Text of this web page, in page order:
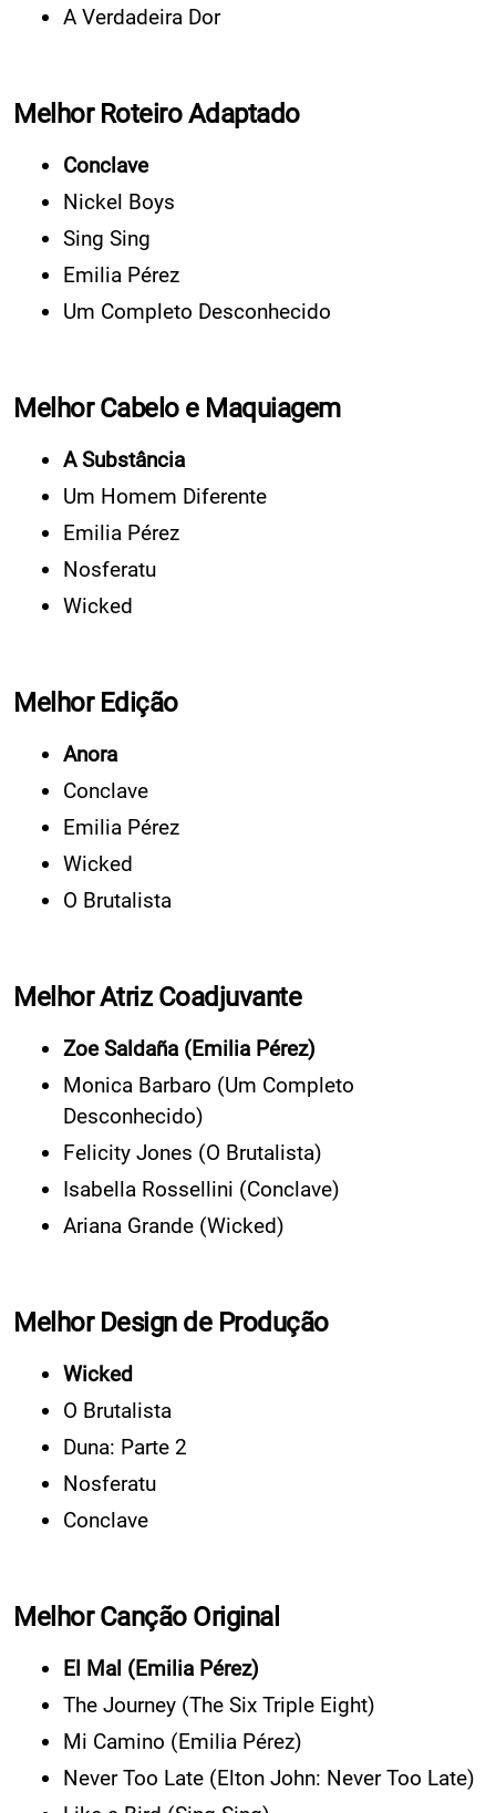
A Verdadeira Dor
Melhor Roteiro Adaptado
Conclave
Nickel Boys
Sing Sing
Emilia Pérez
Um Completo Desconhecido
Melhor Cabelo e Maquiagem
A Substância
Um Homem Diferente
Emilia Pérez
Nosferatu
Wicked
Melhor Edição
Anora
Conclave
Emilia Pérez
Wicked
O Brutalista
Melhor Atriz Coadjuvante
Zoe Saldaña (Emilia Pérez)
Monica Barbaro (Um Completo
Desconhecido)
Felicity Jones (O Brutalista)
Isabella Rossellini (Conclave)
Ariana Grande (Wicked)
Melhor Design de Produção
Wicked
O Brutalista
Duna: Parte 2
Nosferatu
Conclave
Melhor Canção Original
El Mal (Emilia Pérez)
The Journey (The Six Triple Eight)
Mi Camino (Emilia Pérez)
Never Too Late (Elton John: Never Too Late)